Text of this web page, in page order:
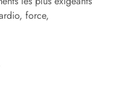
force,